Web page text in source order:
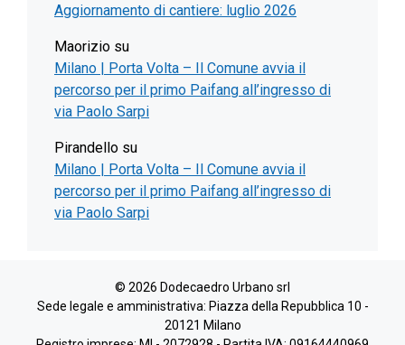
Aggiornamento di cantiere: luglio 2026
Maorizio su
Milano | Porta Volta – Il Comune avvia il
percorso per il primo Paifang all’ingresso di
via Paolo Sarpi
Pirandello su
Milano | Porta Volta – Il Comune avvia il
percorso per il primo Paifang all’ingresso di
via Paolo Sarpi
© 2026 Dodecaedro Urbano srl
Sede legale e amministrativa: Piazza della Repubblica 10 -
20121 Milano